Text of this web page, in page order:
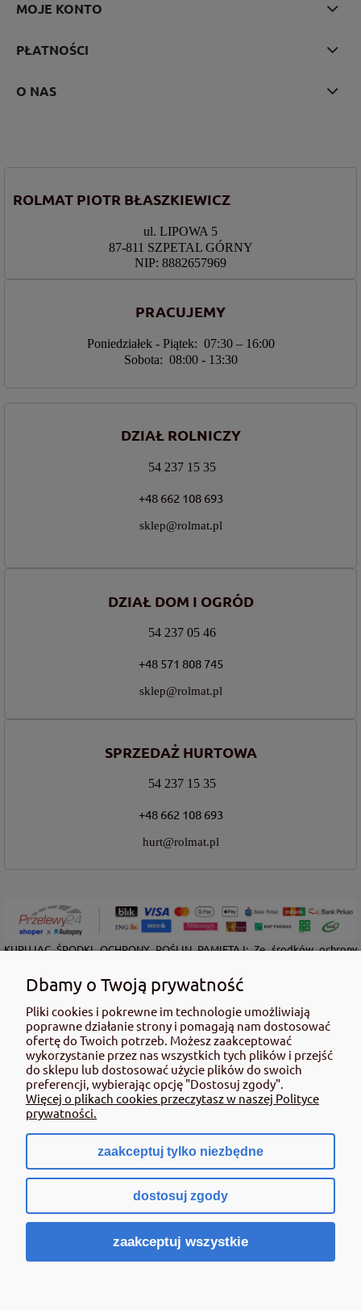
MOJE KONTO
PŁATNOŚCI
O NAS
ROLMAT PIOTR BŁASZKIEWICZ
ul. LIPOWA 5
87-811 SZPETAL GÓRNY
NIP: 8882657969
PRACUJEMY
Poniedziałek - Piątek: 07:30 – 16:00
Sobota: 08:00 - 13:30
DZIAŁ ROLNICZY
54 237 15 35
+48 662 108 693
sklep@rolmat.pl
DZIAŁ DOM I OGRÓD
54 237 05 46
+48 571 808 745
sklep@rolmat.pl
SPRZEDAŻ HURTOWA
54 237 15 35
+48 662 108 693
hurt@rolmat.pl
KUPUJĄC ŚRODKI OCHRONY ROŚLIN PAMIĘTAJ: Ze środków ochrony
użyciem przeczytaj informacje zamieszczone w etykiecie i informacje
dotyczące produktu. Zwróć uwagę na zwroty wskazujące rodzaj zagrożenia
oraz przestrzegaj środków bezpieczeństwa zamieszczonych w etykiecie.
Środki ochrony roślin do użytku profesjonalnego mogą być nabyte tylko i
wyłącznie przez osoby pełnoletnie oraz posiadające kwalifikacje
wymagane od osób nabywających środki ochrony roślin określone w
ustawie (art. 28 Ustawy z dn. 8 marca 2013 r. o Środkach Ochrony Roślin Dz.
Ustw 2020 poz.2097 z pózn. zm.) Niespełnienie powyższych warunków jest
złamaniem regulaminu sklepu.
pokaż pełną wersję strony
Sklep internetowy Shoper.pl
Dbamy o Twoją prywatność
Pliki cookies i pokrewne im technologie umożliwiają
poprawne działanie strony i pomagają nam dostosować
ofertę do Twoich potrzeb. Możesz zaakceptować
wykorzystanie przez nas wszystkich tych plików i przejść
do sklepu lub dostosować użycie plików do swoich
preferencji, wybierając opcję "Dostosuj zgody".
Więcej o plikach cookies przeczytasz w naszej Polityce
prywatności.
zaakceptuj tylko niezbędne
dostosuj zgody
zaakceptuj wszystkie